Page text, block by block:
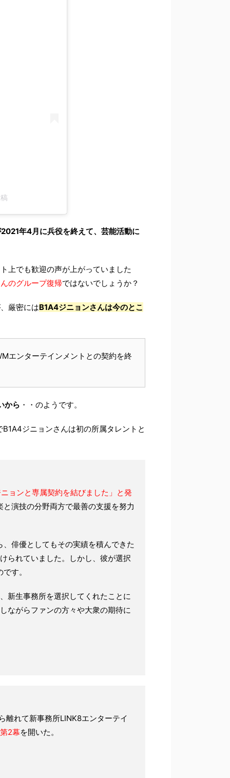
年4月に兵役を終えて、芸能活動に
上でも歓迎の声が上がっていました
のグループ復帰ではないでしょうか？
厳密にはB1A4ジニョンさんは今のとこ
エンターテインメントとの契約を終
から ・・のようです。
ジニョンさんは初の所属タレントと
ョンと専属契約を結びました」と発
演技の分野両方で最善の支援を努力
俳優としてもその実績を積んできた
られていました。しかし、彼が選択
す。
新生事務所を選択してくれたことに
ながらファンの方々や大衆の期待に
離れて新事務所LINK8エンターテイ
2幕を開いた。